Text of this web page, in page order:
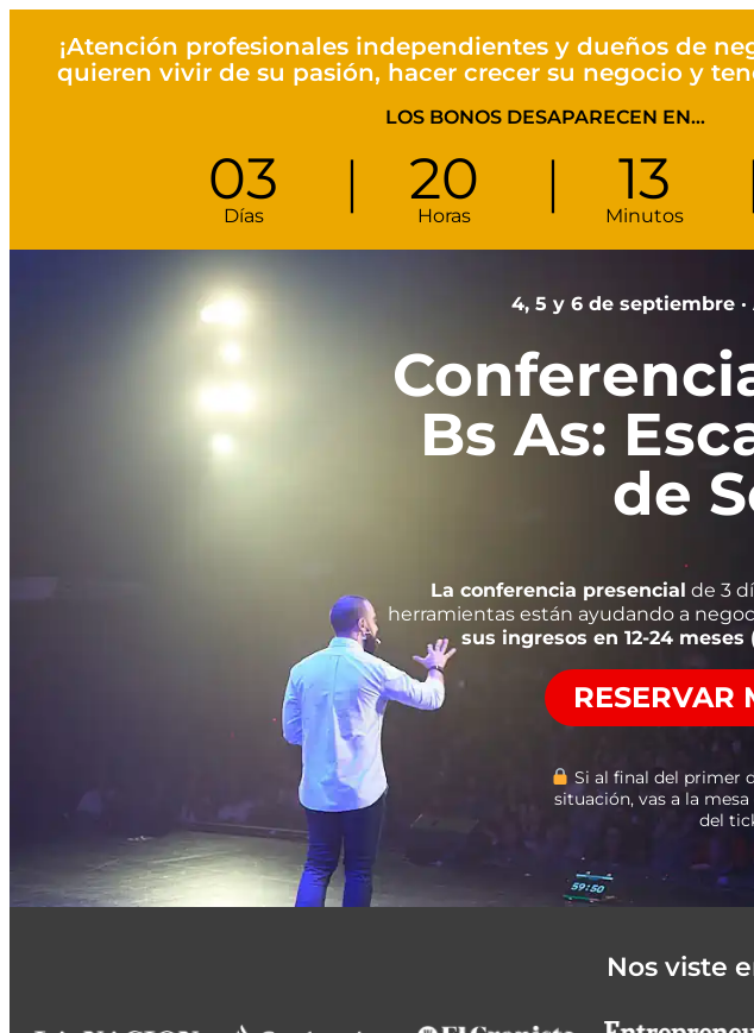
¡Atención profesionales independientes y dueños de
quieren vivir de su pasión, hacer crecer su negocio y
LOS BONOS DESAPARECEN EN…
03
Días
20
Horas
13
Minutos
4, 5 y 6 de septiembre
Bs As:
de
La conferencia presencial de 3
herramientas están ayudando a
sus ingresos en 12-24
RESERVAR
Si al final del primer
situación, vas a la
del
Nos viste